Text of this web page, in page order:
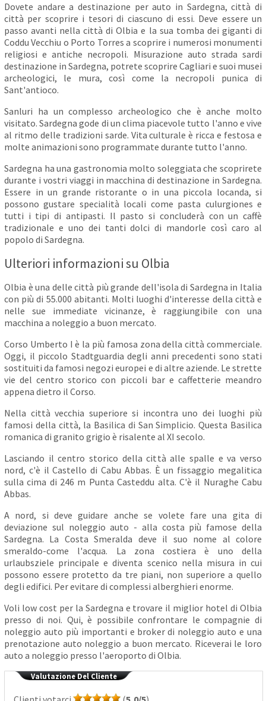
Dovete andare a destinazione per auto in Sardegna, città di
città per scoprire i tesori di ciascuno di essi. Deve essere un
passo avanti nella città di Olbia e la sua tomba dei giganti di
Coddu Vecchiu o Porto Torres a scoprire i numerosi monumenti
religiosi e antiche necropoli. Misurazione auto strada sardi
destinazione in Sardegna, potrete scoprire Cagliari e suoi musei
archeologici, le mura, così come la necropoli punica di
Sant'antioco.
Sanluri ha un complesso archeologico che è anche molto
visitato. Sardegna gode di un clima piacevole tutto l'anno e vive
al ritmo delle tradizioni sarde. Vita culturale è ricca e festosa e
molte animazioni sono programmate durante tutto l'anno.
Sardegna ha una gastronomia molto soleggiata che scoprirete
durante i vostri viaggi in macchina di destinazione in Sardegna.
Essere in un grande ristorante o in una piccola locanda, si
possono gustare specialità locali come pasta culurgiones e
tutti i tipi di antipasti. Il pasto si concluderà con un caffè
tradizionale e uno dei tanti dolci di mandorle così caro al
popolo di Sardegna.
Ulteriori informazioni su Olbia
Olbia è una delle città più grande dell'isola di Sardegna in Italia
con più di 55.000 abitanti. Molti luoghi d'interesse della città e
nelle sue immediate vicinanze, è raggiungibile con una
macchina a noleggio a buon mercato.
Corso Umberto I è la più famosa zona della città commerciale.
Oggi, il piccolo Stadtguardia degli anni precedenti sono stati
sostituiti da famosi negozi europei e di altre aziende. Le strette
vie del centro storico con piccoli bar e caffetterie meandro
appena dietro il Corso.
Nella città vecchia superiore si incontra uno dei luoghi più
famosi della città, la Basilica di San Simplicio. Questa Basilica
romanica di granito grigio è risalente al XI secolo.
Lasciando il centro storico della città alle spalle e va verso
nord, c'è il Castello di Cabu Abbas. È un fissaggio megalitica
sulla cima di 246 m Punta Casteddu alta. C'è il Nuraghe Cabu
Abbas.
A nord, si deve guidare anche se volete fare una gita di
deviazione sul noleggio auto - alla costa più famose della
Sardegna. La Costa Smeralda deve il suo nome al colore
smeraldo-come l'acqua. La zona costiera è uno della
urlaubsziele principale e diventa scenico nella misura in cui
possono essere protetto da tre piani, non superiore a quello
degli edifici. Per evitare di complessi alberghieri enorme.
Voli low cost per la Sardegna e trovare il miglior hotel di Olbia
presso di noi. Qui, è possibile confrontare le compagnie di
noleggio auto più importanti e broker di noleggio auto e una
prenotazione auto noleggio a buon mercato. Riceverai le loro
auto a noleggio presso l'aeroporto di Olbia.
Valutazione Del Cliente